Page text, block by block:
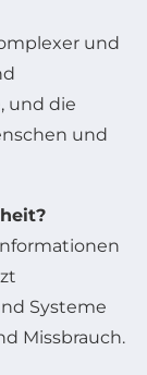
und
und die
und
Systeme
Missbrauch.